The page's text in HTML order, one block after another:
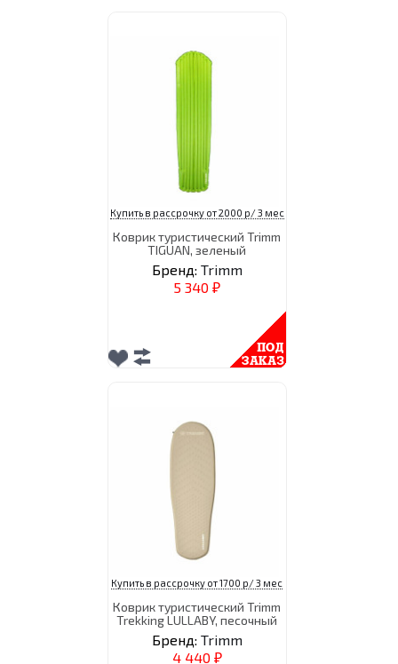
Купить в рассрочку от 2000 р/ 3 мес
Коврик туристический Trimm
TIGUAN, зеленый
Бренд: Trimm
5 340 ₽
Купить в рассрочку от 1700 р/ 3 мес
Коврик туристический Trimm
Trekking LULLABY, песочный
Бренд: Trimm
4 440 ₽